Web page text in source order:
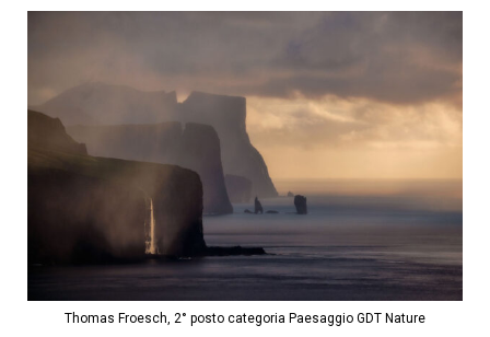
Thomas Froesch, 2° posto categoria Paesaggio GDT Nature